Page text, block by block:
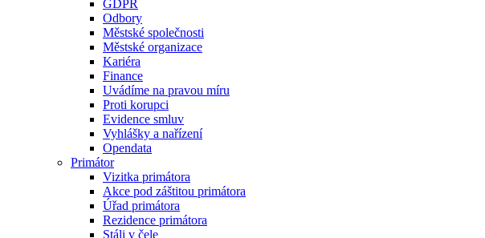
GDPR
Odbory
Městské společnosti
Městské organizace
Kariéra
Finance
Uvádíme na pravou míru
Proti korupci
Evidence smluv
Vyhlášky a nařízení
Opendata
Primátor
Vizitka primátora
Akce pod záštitou primátora
Úřad primátora
Rezidence primátora
Stáli v čele